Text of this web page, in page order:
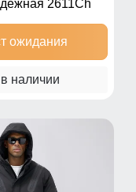
2611Ch
ожидания
наличии